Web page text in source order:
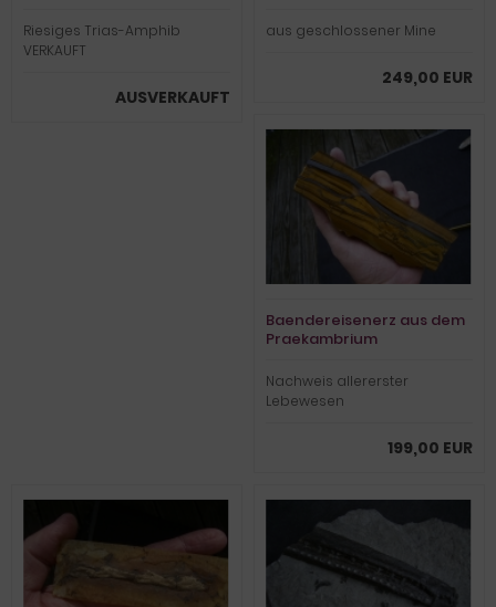
Riesiges Trias-Amphib
VERKAUFT
AUSVERKAUFT
aus geschlossener Mine
249,00 EUR
Baendereisenerz aus dem
Praekambrium
Nachweis allererster
Lebewesen
199,00 EUR